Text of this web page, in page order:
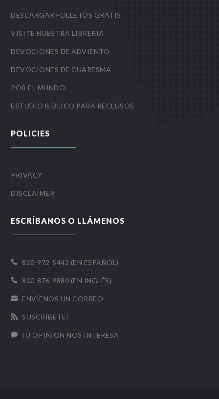
DESCARGAR FOLLETOS GRATIS
VISITE NUESTRA LIBRERIA
DEVOCIONES DE ADVIENTO
DEVOCIONES DE CUARESMA
POR EL MUNDO
ESTUDIO BÍBLICO PARA RECLUSOS
POLICIES
PRIVACY
DISCLAIMER
ESCRÍBANOS O LLÁMENOS
 800-972-5442 (EN ESPAÑOL)
 800-876-9880 (EN INGLÉS)
 ENVÍENOS UN CORREO
 SUSCRÍBETE!
 TU OPINÍON NOS INTERESA